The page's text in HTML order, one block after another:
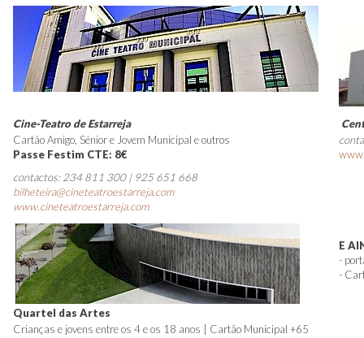
Cine-Teatro de Estarreja
Cartão Amigo, Sénior e Jovem Municipal e outros
Passe Festim CTE: 8€
contactos: 234 811 300 | 925 651 668
bilheteira@cineteatroestarreja.com
www.cineteatroestarreja.com
E
-
-
Quartel das Artes
Crianças e jovens entre os 4 e os 18 anos | Cartão Municipal +65